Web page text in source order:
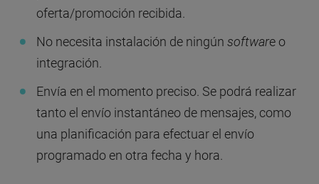
oferta/promoción recibida.
No necesita instalación de ningún software o
integración.
Envía en el momento preciso. Se podrá realizar
tanto el envío instantáneo de mensajes, como
una planificación para efectuar el envío
programado en otra fecha y hora.